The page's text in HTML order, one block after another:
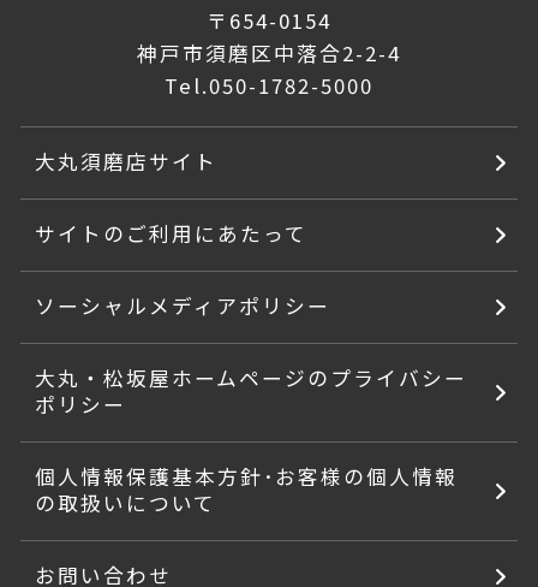
〒654-0154
神戸市須磨区中落合2-2-4
Tel.050-1782-5000
大丸須磨店サイト
サイトのご利用にあたって
ソーシャルメディアポリシー
大丸・松坂屋ホームページのプライバシー
ポリシー
個人情報保護基本方針･お客様の個人情報
の取扱いについて
お問い合わせ